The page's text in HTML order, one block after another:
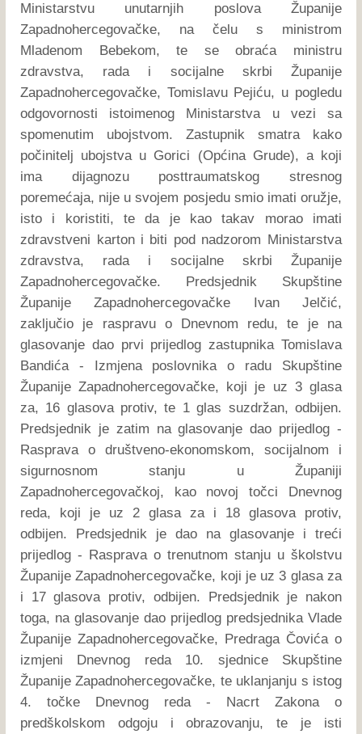
Ministarstvu unutarnjih poslova Županije
Zapadnohercegovačke, na čelu s ministrom
Mladenom Bebekom, te se obraća ministru
zdravstva, rada i socijalne skrbi Županije
Zapadnohercegovačke, Tomislavu Pejiću, u pogledu
odgovornosti istoimenog Ministarstva u vezi sa
spomenutim ubojstvom. Zastupnik smatra kako
počinitelj ubojstva u Gorici (Općina Grude), a koji
ima dijagnozu posttraumatskog stresnog
poremećaja, nije u svojem posjedu smio imati oružje,
isto i koristiti, te da je kao takav morao imati
zdravstveni karton i biti pod nadzorom Ministarstva
zdravstva, rada i socijalne skrbi Županije
Zapadnohercegovačke. Predsjednik Skupštine
Županije Zapadnohercegovačke Ivan Jelčić,
zaključio je raspravu o Dnevnom redu, te je na
glasovanje dao prvi prijedlog zastupnika Tomislava
Bandića - Izmjena poslovnika o radu Skupštine
Županije Zapadnohercegovačke, koji je uz 3 glasa
za, 16 glasova protiv, te 1 glas suzdržan, odbijen.
Predsjednik je zatim na glasovanje dao prijedlog -
Rasprava o društveno-ekonomskom, socijalnom i
sigurnosnom stanju u Županiji
Zapadnohercegovačkoj, kao novoj točci Dnevnog
reda, koji je uz 2 glasa za i 18 glasova protiv,
odbijen. Predsjednik je dao na glasovanje i treći
prijedlog - Rasprava o trenutnom stanju u školstvu
Županije Zapadnohercegovačke, koji je uz 3 glasa za
i 17 glasova protiv, odbijen. Predsjednik je nakon
toga, na glasovanje dao prijedlog predsjednika Vlade
Županije Zapadnohercegovačke, Predraga Čovića o
izmjeni Dnevnog reda 10. sjednice Skupštine
Županije Zapadnohercegovačke, te uklanjanju s istog
4. točke Dnevnog reda - Nacrt Zakona o
predškolskom odgoju i obrazovanju, te je isti